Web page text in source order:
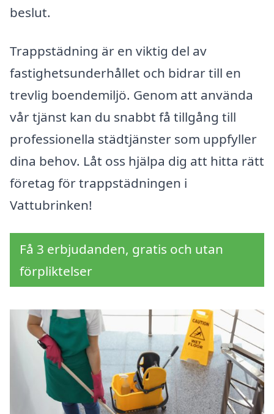
beslut.
Trappstädning är en viktig del av
fastighetsunderhållet och bidrar till en
trevlig boendemiljö. Genom att använda
vår tjänst kan du snabbt få tillgång till
professionella städtjänster som uppfyller
dina behov. Låt oss hjälpa dig att hitta rätt
företag för trappstädningen i
Vattubrinken!
Få 3 erbjudanden, gratis och utan
förpliktelser